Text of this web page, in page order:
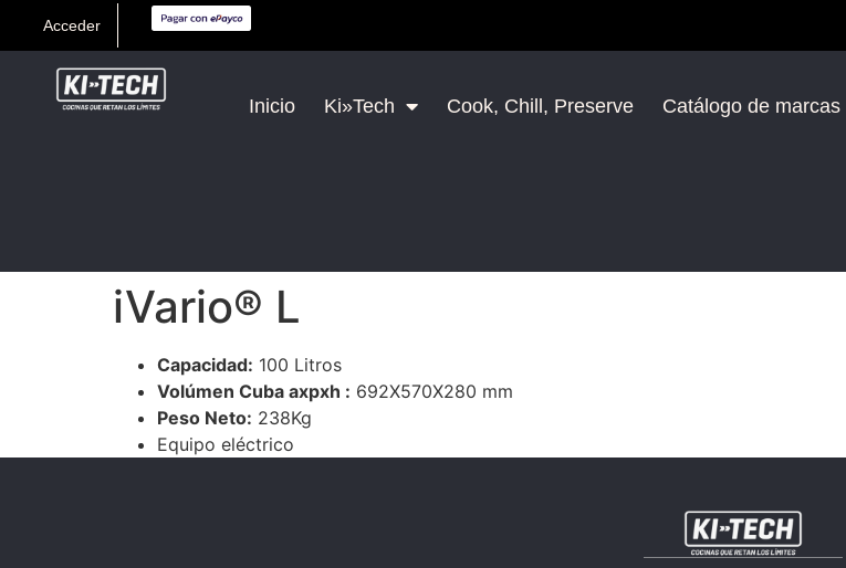
Acceder
Inicio Ki»Tech Cook, Chill, Preserve Catálogo de marcas
iVario® L
Capacidad: 100 Litros
Volúmen Cuba axpxh : 692X570X280 mm
Peso Neto: 238Kg
Equipo eléctrico